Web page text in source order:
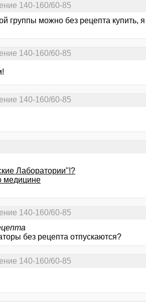
140-160/60-85
группы можно без рецепта купить, я
140-160/60-85
140-160/60-85
Лаборатории"!?
медицине
140-160/60-85
без рецепта отпускаются?
140-160/60-85